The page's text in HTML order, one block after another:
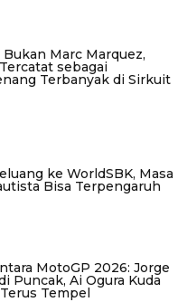
Marc Marquez,
sebagai
Terbanyak di Sirkuit
ke WorldSBK, Masa
Bisa Terpengaruh
MotoGP 2026: Jorge
Puncak, Ai Ogura Kuda
Tempel